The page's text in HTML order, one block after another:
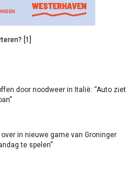
[1]
door noodweer in Italië: “Auto ziet
in nieuwe game van Groninger
te spelen”